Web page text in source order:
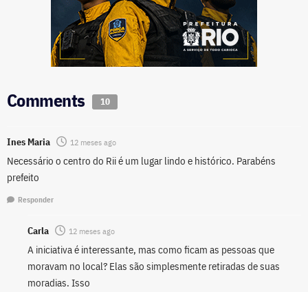
Comments 10
Ines Maria 12 meses ago
Necessário o centro do Rii é um lugar lindo e histórico. Parabéns
prefeito
Responder
Carla 12 meses ago
A iniciativa é interessante, mas como ficam as pessoas que
moravam no local? Elas são simplesmente retiradas de suas
moradias. Isso